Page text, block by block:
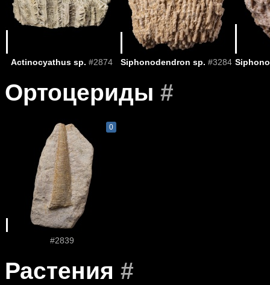
Actinocyathus sp. #2874 Siphonodendron sp. #3284
Ортоцериды #
0
#2839
Растения #